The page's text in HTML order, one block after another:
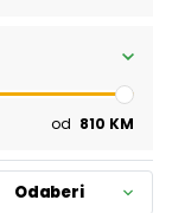
od 810 KM
Odaberi